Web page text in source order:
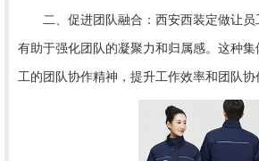
二、促进团队融合： 西安西装定做让员
有助于强化团队的凝聚力和归属感。这种
工的团队协作精神，提升工作效率和团队协